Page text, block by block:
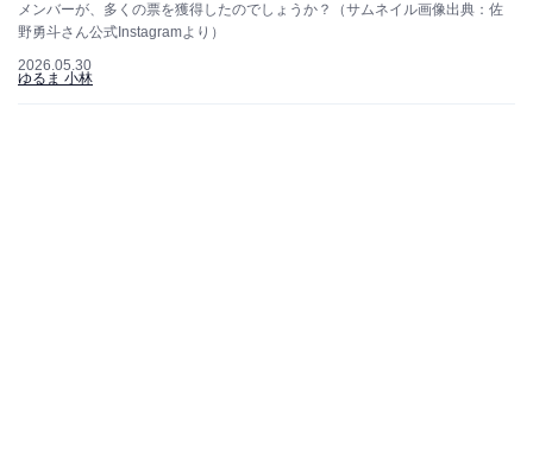
メンバーが、多くの票を獲得したのでしょうか？（サムネイル画像出典：佐
野勇斗さん公式Instagramより）
2026.05.30
ゆるま 小林